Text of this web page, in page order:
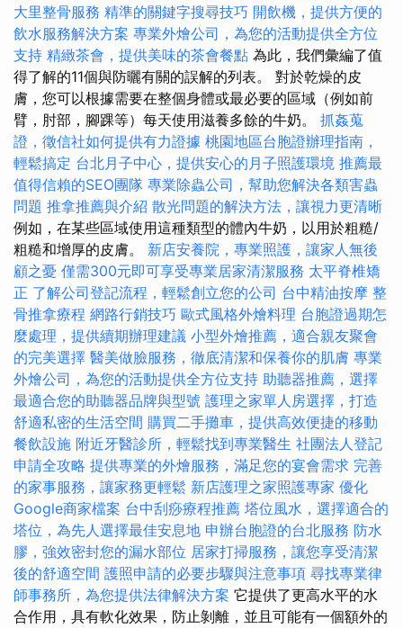
大里整骨服務 精準的關鍵字搜尋技巧 開飲機，提供方便的
飲水服務解決方案 專業外燴公司，為您的活動提供全方位
支持 精緻茶會，提供美味的茶會餐點 為此，我們彙編了值
得了解的11個與防曬有關的誤解的列表。 對於乾燥的皮
膚，您可以根據需要在整個身體或最必要的區域（例如前
臂，肘部，腳踝等）每天使用滋養多餘的牛奶。 抓姦蒐
證，徵信社如何提供有力證據 桃園地區台胞證辦理指南，
輕鬆搞定 台北月子中心，提供安心的月子照護環境 推薦最
值得信賴的SEO團隊 專業除蟲公司，幫助您解決各類害蟲
問題 推拿推薦與介紹 散光問題的解決方法，讓視力更清晰
例如，在某些區域使用這種類型的體內牛奶，以用於粗糙/
粗糙和增厚的皮膚。 新店安養院，專業照護，讓家人無後
顧之憂 僅需300元即可享受專業居家清潔服務 太平脊椎矯
正 了解公司登記流程，輕鬆創立您的公司 台中精油按摩 整
骨推拿療程 網路行銷技巧 歐式風格外燴料理 台胞證過期怎
麼處理，提供續期辦理建議 小型外燴推薦，適合親友聚會
的完美選擇 醫美做臉服務，徹底清潔和保養你的肌膚 專業
外燴公司，為您的活動提供全方位支持 助聽器推薦，選擇
最適合您的助聽器品牌與型號 護理之家單人房選擇，打造
舒適私密的生活空間 購買二手攤車，提供高效便捷的移動
餐飲設施 附近牙醫診所，輕鬆找到專業醫生 社團法人登記
申請全攻略 提供專業的外燴服務，滿足您的宴會需求 完善
的家事服務，讓家務更輕鬆 新店護理之家照護專家 優化
Google商家檔案 台中刮痧療程推薦 塔位風水，選擇適合的
塔位，為先人選擇最佳安息地 申辦台胞證的台北服務 防水
膠，強效密封您的漏水部位 居家打掃服務，讓您享受清潔
後的舒適空間 護照申請的必要步驟與注意事項 尋找專業律
師事務所，為您提供法律解決方案 它提供了更高水平的水
合作用，具有軟化效果，防止剝離，並且可能有一個額外的